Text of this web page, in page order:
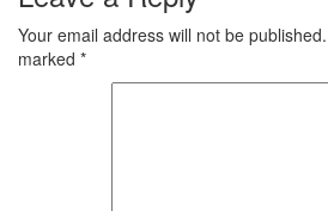
Your email address will not be published.
marked *